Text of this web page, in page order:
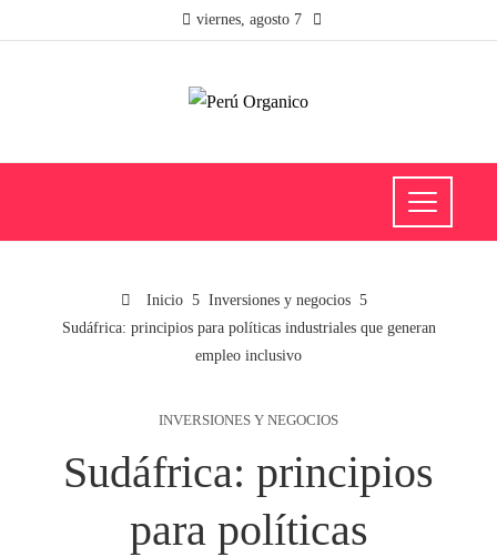
viernes, agosto 7
Inicio
Inversiones y negocios
Sudáfrica: principios para políticas industriales que generan
empleo inclusivo
INVERSIONES Y NEGOCIOS
Sudáfrica: principios
para políticas